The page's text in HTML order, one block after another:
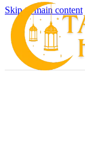
Skip to main content